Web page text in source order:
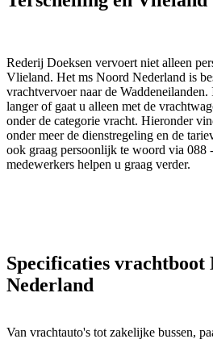
Rederij Doeksen vervoert niet alleen
Vlieland. Het ms Noord Nederland is
vrachtvervoer naar de
langer of gaat u alleen met de
onder de categorie vracht. Hieronder
onder meer de dienstregeling en de
ook graag persoonlijk te woord via 088
medewerkers helpen u graag verder.
Specificaties vrachtboot
Nederland
Van vrachtauto's tot zakelijke bussen,